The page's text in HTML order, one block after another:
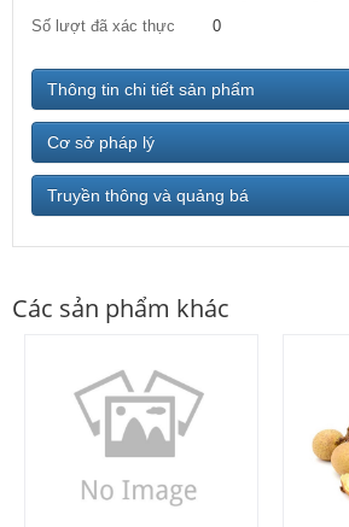
Số lượt đã xác thực
0
Thông tin chi tiết sản phẩm
Cơ sở pháp lý
Truyền thông và quảng bá
Các sản phẩm khác